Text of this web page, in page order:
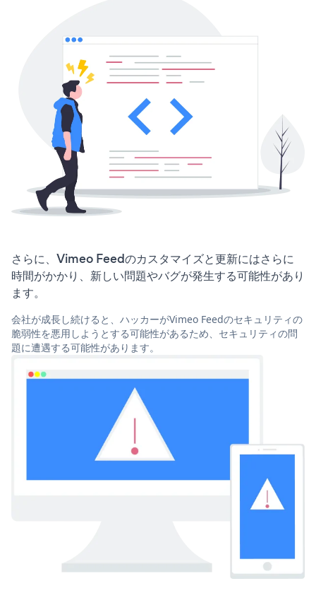
さらに、Vimeo Feedのカスタマイズと更新にはさらに
時間がかかり、新しい問題やバグが発生する可能性があり
ます。
会社が成長し続けると、ハッカーがVimeo Feedのセキュリティの
脆弱性を悪用しようとする可能性があるため、セキュリティの問
題に遭遇する可能性があります。